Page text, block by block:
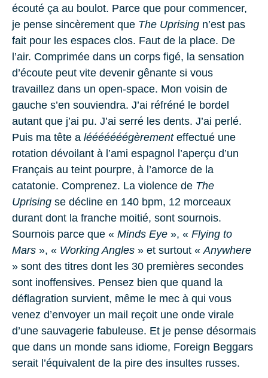
écouté ça au boulot. Parce que pour commencer,
je pense sincèrement que The Uprising n’est pas
fait pour les espaces clos. Faut de la place. De
l’air. Comprimée dans un corps figé, la sensation
d’écoute peut vite devenir gênante si vous
travaillez dans un open-space. Mon voisin de
gauche s’en souviendra. J’ai réfréné le bordel
autant que j’ai pu. J’ai serré les dents. J’ai perlé.
Puis ma tête a lééééééégèrementeffectué une
rotation dévoilant à l’ami espagnol l’aperçu d’un
Français au teint pourpre, à l’amorce de la
catatonie. Comprenez. La violence de The
Uprising se décline en 140 bpm, 12 morceaux
durant dont la franche moitié, sont sournois.
Sournois parce que « Minds Eye », « Flying to
Mars », « Working Angles » et surtout « Anywhere
» sont des titres dont les 30 premières secondes
sont inoffensives. Pensez bien que quand la
déflagration survient, même le mec à qui vous
venez d’envoyer un mail reçoit une onde virale
d’une sauvagerie fabuleuse. Et je pense désormais
que dans un monde sans idiome, Foreign Beggars
serait l’équivalent de la pire des insultes russes.